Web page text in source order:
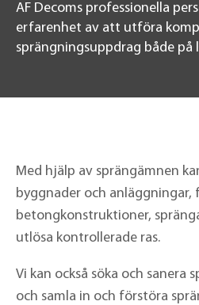
AF Decoms professionella
erfarenhet av att utföra
sprängningsuppdrag både på
Med hjälp av sprängämnen
byggnader och anläggningar,
betongkonstruktioner,
utlösa kontrollerade ras.
Vi kan också söka och sanera
och samla in och förstöra